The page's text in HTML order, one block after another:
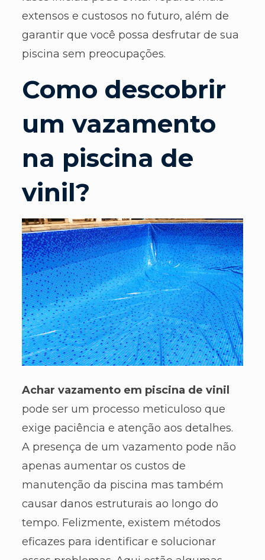
extensos e custosos no futuro, além de
garantir que você possa desfrutar de sua
piscina sem preocupações.
Como descobrir
um vazamento
na piscina de
vinil?
Achar vazamento em piscina de vinil
pode ser um processo meticuloso que
exige paciência e atenção aos detalhes.
A presença de um vazamento pode não
apenas aumentar os custos de
manutenção da piscina mas também
causar danos estruturais ao longo do
tempo. Felizmente, existem métodos
eficazes para identificar e solucionar